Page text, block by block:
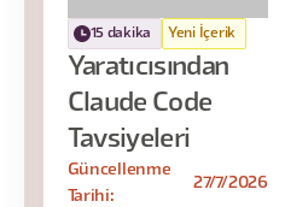
15 dakika Yeni İçerik
Yaratıcısından
Claude Code
Tavsiyeleri
Güncellenme
Tarihi:
27/7/2026